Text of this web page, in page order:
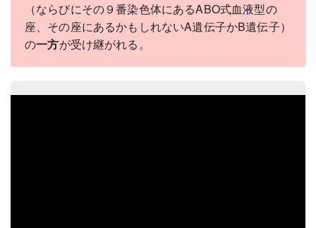
（ならびにその９番染色体にあるABO式血液型の
座、その座にあるかもしれないA遺伝子かB遺伝子）
の一方が受け継がれる。